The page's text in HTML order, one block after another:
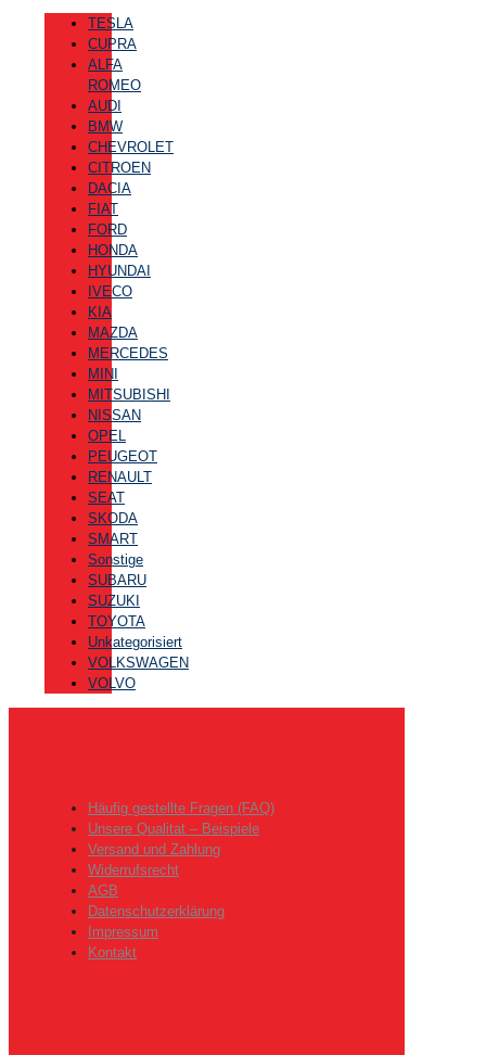
TESLA
CUPRA
ALFA
ROMEO
AUDI
BMW
CHEVROLET
CITROEN
DACIA
FIAT
FORD
HONDA
HYUNDAI
IVECO
KIA
MAZDA
MERCEDES
MINI
MITSUBISHI
NISSAN
OPEL
PEUGEOT
RENAULT
SEAT
SKODA
SMART
Sonstige
SUBARU
SUZUKI
TOYOTA
Unkategorisiert
VOLKSWAGEN
VOLVO
Häufig gestellte Fragen (FAQ)
Unsere Qualitat – Beispiele
Versand und Zahlung
Widerrufsrecht
AGB
Datenschutzerklärung
Impressum
Kontakt